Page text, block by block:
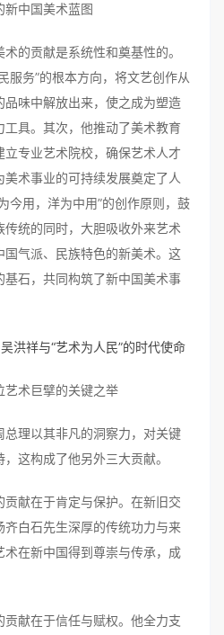
新中国美术蓝图
的贡献是系统性和奠基性的。
服务”的根本方向，将文艺创作从
味中解放出来，使之成为塑造
具。其次，他推动了美术教育
专业艺术院校，确保艺术人才
术事业的可持续发展奠定了人
今用，洋为中用”的创作原则，鼓
统的同时，大胆吸收外来艺术
气派、民族特色的新美术。这
石，共同构筑了新中国美术事
艺术巨擘的关键之举
总理以其非凡的洞察力，对关键
这构成了他另外三大贡献。
贡献在于肯定与保护。在新旧交
白石先生深厚的传统功力与来
术在新中国得到尊崇与传承，成
贡献在于信任与赋权。他全力支